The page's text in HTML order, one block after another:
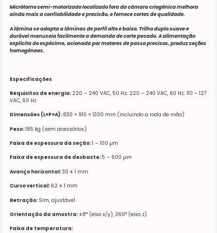
Micrótomo semi-motorizado localizado fora da câmara criogênica melhora
ainda mais a confiabilidade e precisão, e fornece cortes de qualidade.
A lâmina se adapta a lâminas de perfil alto e baixo. Trilho duplo suave e
durável manuseia facilmente a demanda de corte pesado. A alimentação
explícita do espécime, acionada por motores de passo precisos, produz seções
homogêneas.
Especificações
Requisitos de energia: 220 – 240 VAC, 50 Hz; 220 – 240 VAC, 60 Hz; 110 – 127
VAC, 60 Hz
Dimensões (L×P×A): 830 × 910 × 1300 mm (incluindo a roda de mão)
Peso:185 kg (sem acessórios)
Faixa de espessura da seção:1 – 100 µm
Faixa de espessura de desbaste: 5 – 600 µm
Avanço horizontal:30 ± 1 mm
Curso vertical: 62 ± 1 mm
Retração: Sim, ajustável
Orientação da amostra: ±8° (eixo x/y), 360° (eixo z)
Faixa de temperatura: